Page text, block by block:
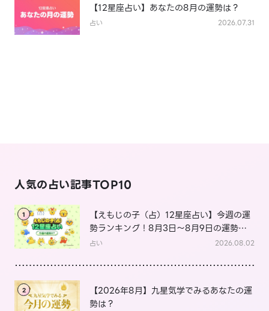
【12星座占い】あなたの8月の運勢は？
占い 2026.07.31
人気の占い記事TOP10
1
【えもじの子（占）12星座占い】今週の運
勢ランキング！8月3日～8月9日の運勢
は？
占い 2026.08.02
2
【2026年8月】九星気学でみるあなたの運
勢は？